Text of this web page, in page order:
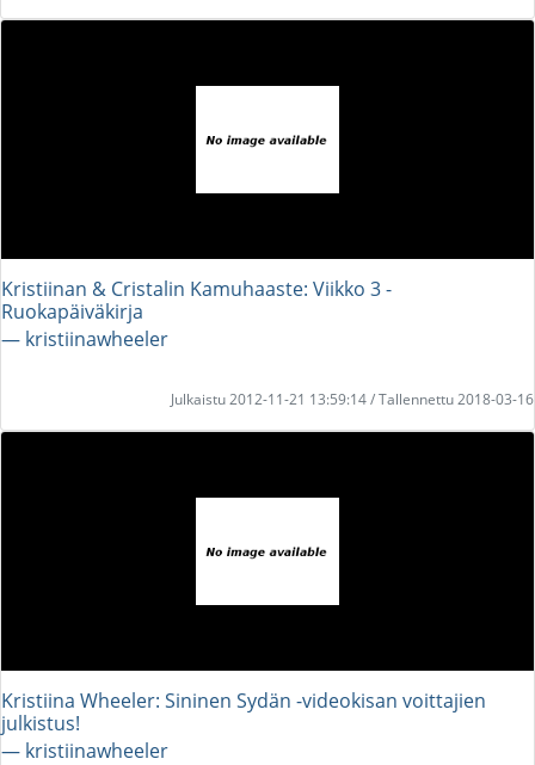
Kristiinan & Cristalin Kamuhaaste: Viikko 3 -
Ruokapäiväkirja
― kristiinawheeler
Julkaistu 2012-11-21 13:59:14 / Tallennettu 2018-03-16
Kristiina Wheeler: Sininen Sydän -videokisan voittajien
julkistus!
― kristiinawheeler